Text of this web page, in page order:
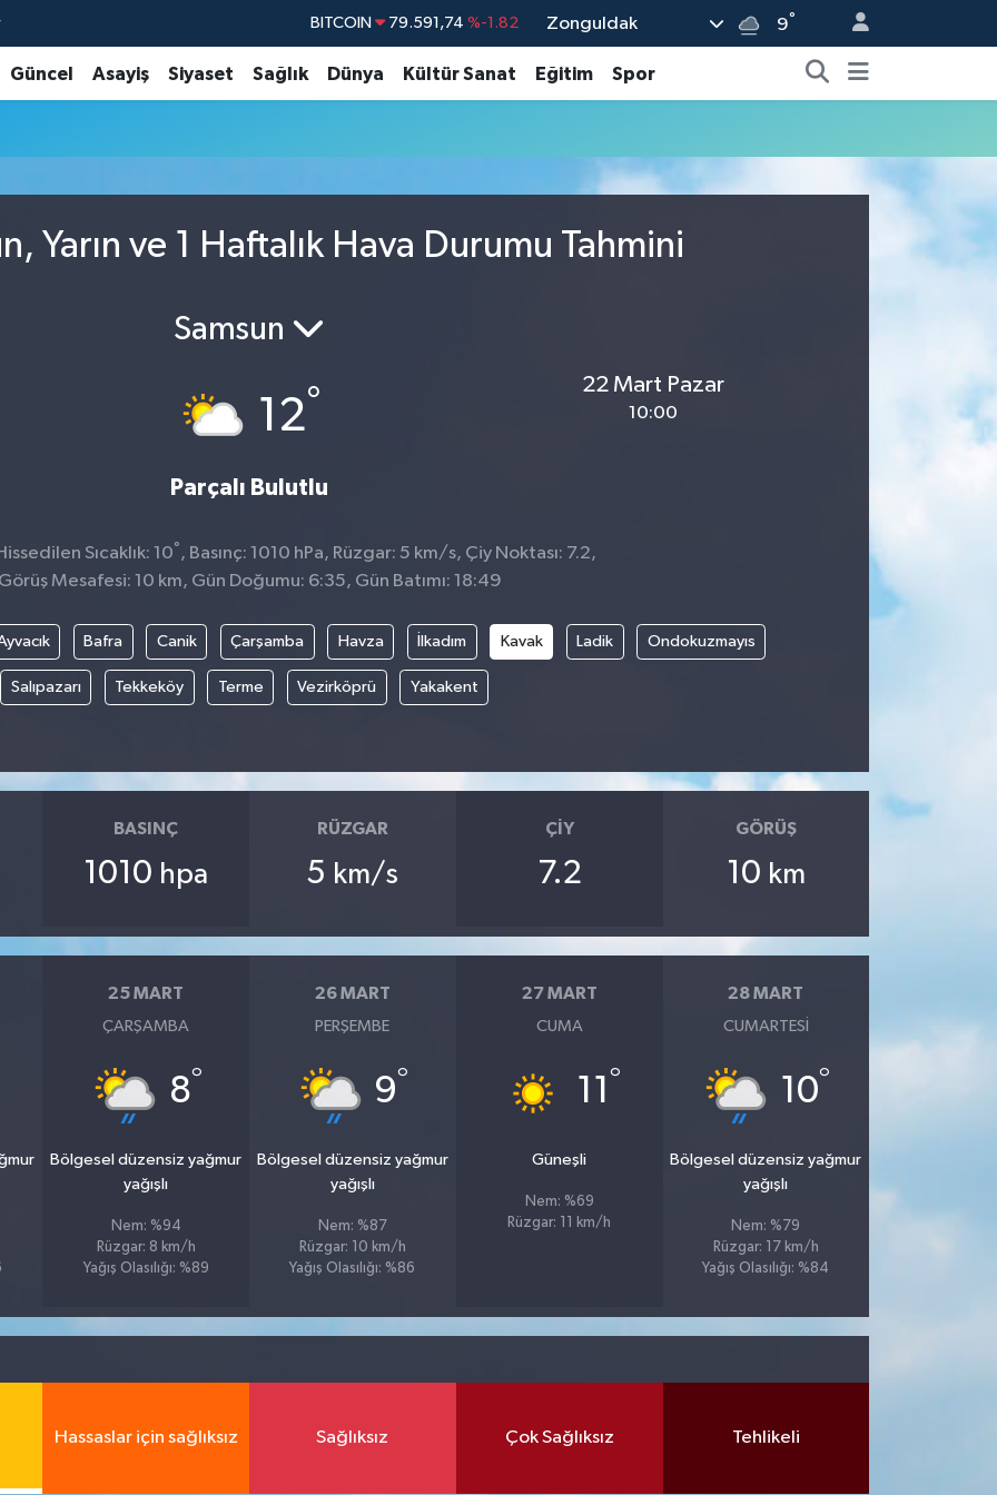
BITCOIN 79.591,74 %-1.82
DOLAR 45,43620 %0.02
EURO 53,38690 %0.19
Zonguldak 9°
Güncel Asayiş Siyaset Sağlık Dünya Kültür Sanat Eğitim Spor
Yarın ve 1 Haftalık Hava Durumu Tahmini
Samsun
12°
Parçalı Bulutlu
22 Mart Pazar
10:00
Sıcaklık: 10° , Basınç: 1010 hPa, Rüzgar: 5 km/s, Çiy Noktası: 7.2,
Mesafesi: 10 km, Gün Doğumu: 6:35, Gün Batımı: 18:49
Bafra Canik Çarşamba Havza İlkadım Kavak Ladik Ondokuzmayıs
Salıpazarı Tekkeköy Terme Vezirköprü Yakakent
BASINÇ
1010 hpa
RÜZGAR
5 km/s
ÇIY
7.2
GÖRÜŞ
10 km
25 MART
ÇARŞAMBA
8°
Bölgesel düzensiz yağmur
yağışlı
Nem: %94
Rüzgar: 8 km/h
Yağış Olasılığı: %89
26 MART
PERŞEMBE
9°
Bölgesel düzensiz yağmur
yağışlı
Nem: %87
Rüzgar: 10 km/h
Yağış Olasılığı: %86
27 MART
CUMA
11 °
Güneşli
Nem: %69
Rüzgar: 11 km/h
28 MART
CUMARTESI
10°
Bölgesel düzensiz yağmur
yağışlı
Nem: %79
Rüzgar: 17 km/h
Yağış Olasılığı: %84
Hassaslar için sağlıksız Sağlıksız Çok Sağlıksız Tehlikeli